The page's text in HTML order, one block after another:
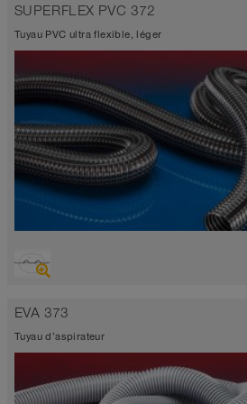
refoulement, tuyau polyuréthane
Épaisseur de paroi 1,5mm
SUPERFLEX PVC 372
Tuyau PVC ultra flexible, léger
Tuyau d’aspiration + tuyau de refoulement
0°C à 85°C
EVA 373
Tuyau d’aspirateur